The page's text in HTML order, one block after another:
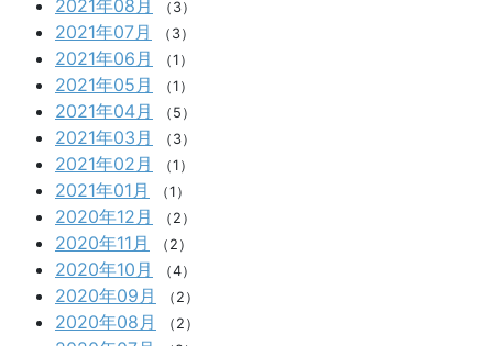
2021年08月 （3）
2021年07月 （3）
2021年06月 （1）
2021年05月 （1）
2021年04月 （5）
2021年03月 （3）
2021年02月 （1）
2021年01月 （1）
2020年12月 （2）
2020年11月 （2）
2020年10月 （4）
2020年09月 （2）
2020年08月 （2）